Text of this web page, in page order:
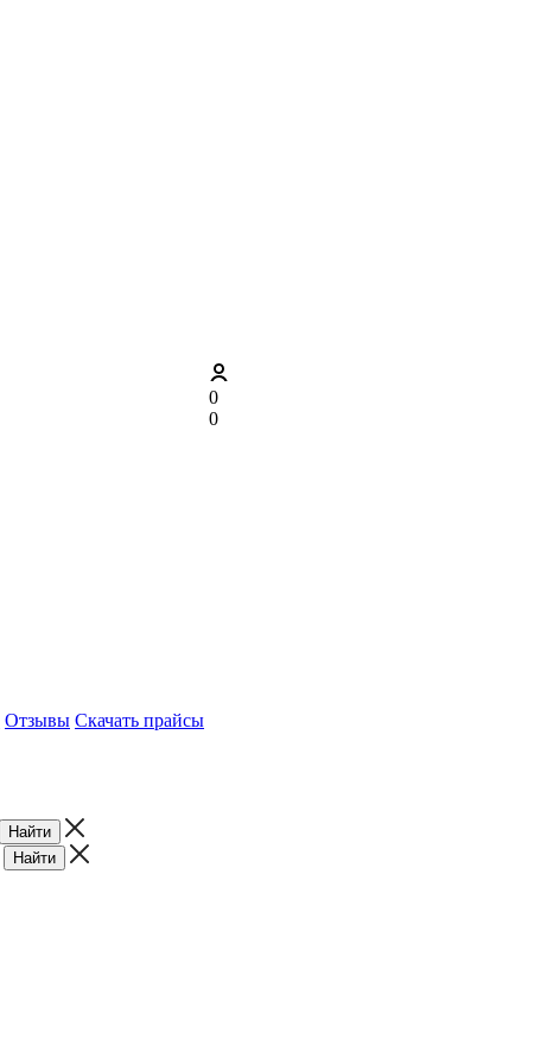
Отзывы Скачать прайсы
0
0